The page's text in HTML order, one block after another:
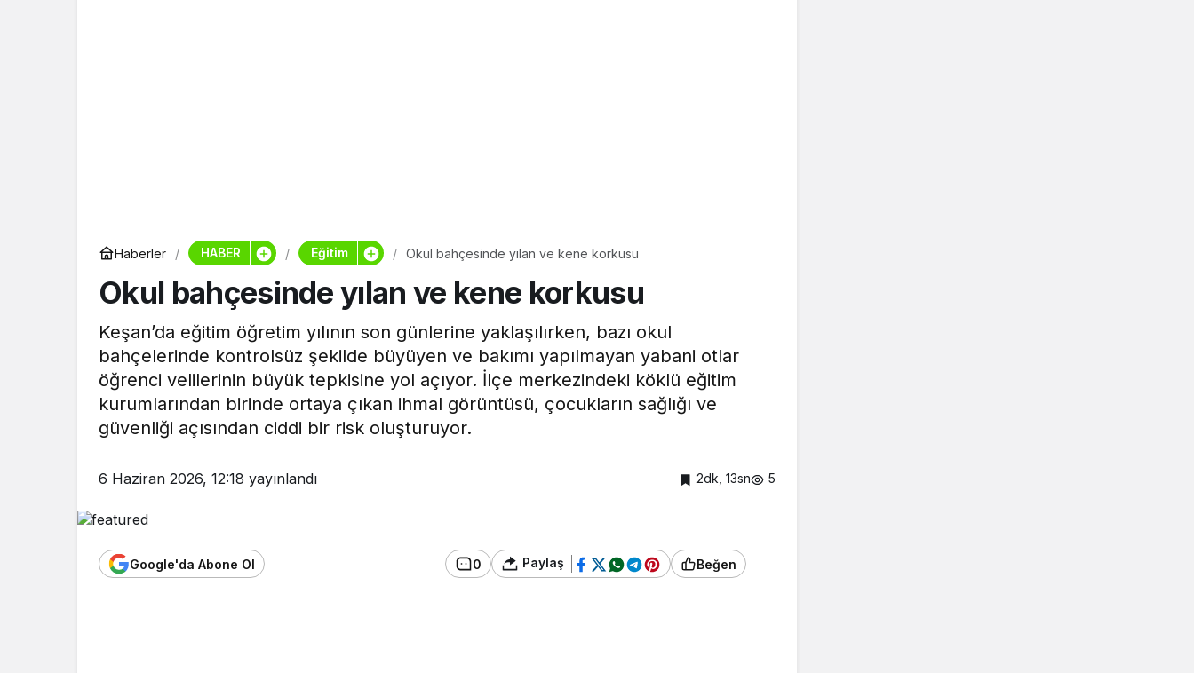
Haberler HABER Eğitim Okul bahçesinde yılan ve kene korkusu
Okul bahçesinde yılan ve kene korkusu
Keşan’da eğitim öğretim yılının son günlerine yaklaşılırken, bazı okul
bahçelerinde kontrolsüz şekilde büyüyen ve bakımı yapılmayan yabani otlar
öğrenci velilerinin büyük tepkisine yol açıyor. İlçe merkezindeki köklü eğitim
kurumlarından birinde ortaya çıkan ihmal görüntüsü, çocukların sağlığı ve
güvenliği açısından ciddi bir risk oluşturuyor.
6 Haziran 2026, 12:18 yayınlandı 2dk, 13sn 5
Google'da Abone Ol 0 Paylaş Beğen